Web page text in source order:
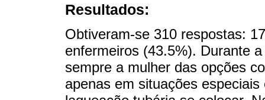
Resultados:
Obtiveram-se 310 respostas:
enfermeiros (43.5%). Durante
sempre a mulher das opções
apenas em situações